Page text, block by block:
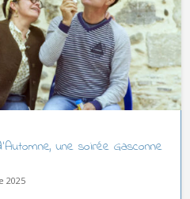
une soirée Gasconne
2025